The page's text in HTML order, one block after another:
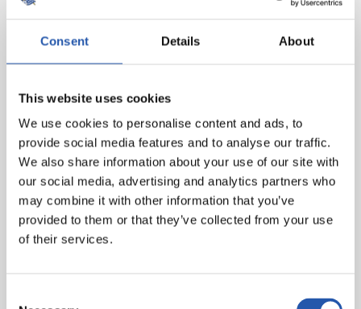
Consent Details About
This website uses cookies
We use cookies to personalise content and ads, to
provide social media features and to analyse our traffic.
We also share information about your use of our site with
our social media, advertising and analytics partners who
may combine it with other information that you’ve
provided to them or that they’ve collected from your use
of their services.